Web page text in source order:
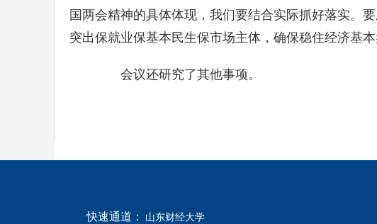
国两会精神的具体体现，我们要结合实际抓好落实。
突出保就业保基本民生保市场主体，确保稳住经济基
会议还研究了其他事项。
快速通道： 山东财经大学